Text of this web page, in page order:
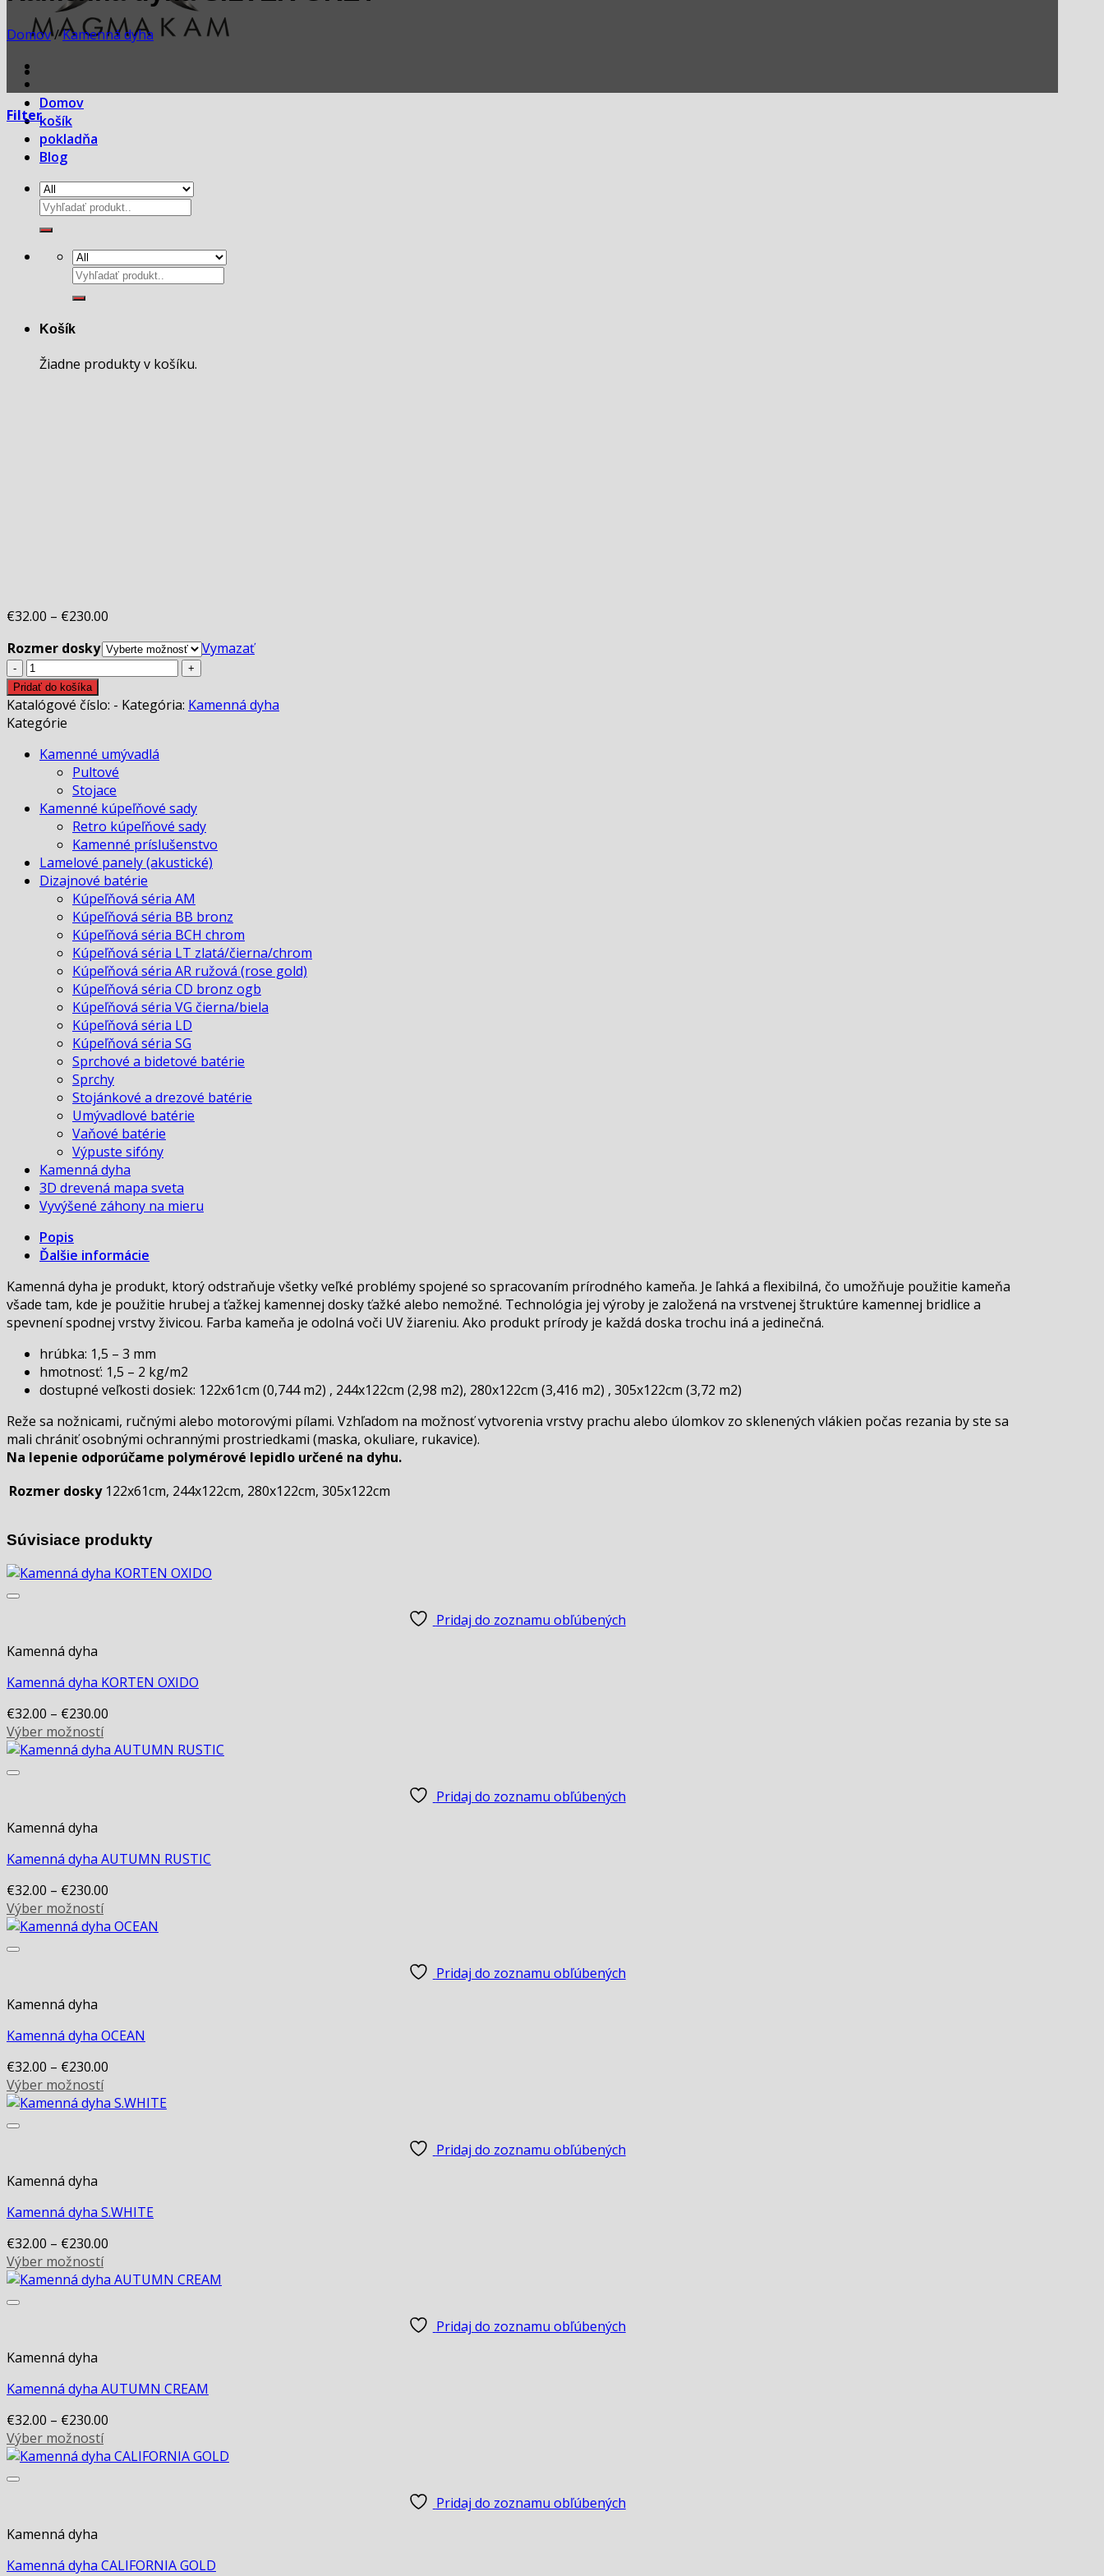
Domov
košík
pokladňa
Blog
Hľadať:
Hľadať:
Košík
Žiadne produkty v košíku.
Domov/Kamenná dyha
Filter
€32.00 – €230.00
Rozmer dosky
Vymazať
množstvo
Kamenná
dyha
SILVER
Pridať do košíka
Katalógové číslo: - Kategória: Kamenná dyha
Kategórie
Kamenné umývadlá
Pultové
Stojace
Kamenné kúpeľňové sady
Retro kúpeľňové sady
Kamenné príslušenstvo
Lamelové panely (akustické)
Dizajnové batérie
Kúpeľňová séria AM
Kúpeľňová séria BB bronz
Kúpeľňová séria BCH chrom
Kúpeľňová séria LT zlatá/čierna/chrom
Kúpeľňová séria AR ružová (rose gold)
Kúpeľňová séria CD bronz ogb
Kúpeľňová séria VG čierna/biela
Kúpeľňová séria LD
Kúpeľňová séria SG
Sprchové a bidetové batérie
Sprchy
Stojánkové a drezové batérie
Umývadlové batérie
Vaňové batérie
Výpuste sifóny
Kamenná dyha
3D drevená mapa sveta
Vyvýšené záhony na mieru
Popis
Ďalšie informácie
Kamenná dyha je produkt, ktorý odstraňuje všetky veľké problémy spojené so spracovaním prírodného kameňa. Je ľahká a flexibilná, čo umožňuje použitie kameňa
všade tam, kde je použitie hrubej a ťažkej kamennej dosky ťažké alebo nemožné. Technológia jej výroby je založená na vrstvenej štruktúre kamennej bridlice a
spevnení spodnej vrstvy živicou. Farba kameňa je odolná voči UV žiareniu. Ako produkt prírody je každá doska trochu iná a jedinečná.
hrúbka: 1,5 – 3 mm
hmotnosť: 1,5 – 2 kg/m2
dostupné veľkosti dosiek: 122x61cm (0,744 m2) , 244x122cm (2,98 m2), 280x122cm (3,416 m2) , 305x122cm (3,72 m2)
Reže sa nožnicami, ručnými alebo motorovými pílami. Vzhľadom na možnosť vytvorenia vrstvy prachu alebo úlomkov zo sklenených vlákien počas rezania by ste sa
mali chrániť osobnými ochrannými prostriedkami (maska, okuliare, rukavice).
Na lepenie odporúčame polymérové ​​lepidlo určené na dyhu.
Rozmer dosky 122x61cm, 244x122cm, 280x122cm, 305x122cm
Súvisiace produkty
Pridaj do zoznamu obľúbených
Kamenná dyha
Kamenná dyha KORTEN OXIDO
€32.00 – €230.00
Výber možností
This
product
variants.
options
be
chosen
on
the
Pridaj do zoznamu obľúbených
Kamenná dyha
Kamenná dyha AUTUMN RUSTIC
€32.00 – €230.00
Výber možností
This
product
variants.
options
be
chosen
on
the
Pridaj do zoznamu obľúbených
Kamenná dyha
Kamenná dyha OCEAN
€32.00 – €230.00
Výber možností
This
product
variants.
options
be
chosen
on
the
Pridaj do zoznamu obľúbených
Kamenná dyha
Kamenná dyha S.WHITE
€32.00 – €230.00
Výber možností
This
product
variants.
options
be
chosen
on
the
Pridaj do zoznamu obľúbených
Kamenná dyha
Kamenná dyha AUTUMN CREAM
€32.00 – €230.00
Výber možností
This
product
variants.
options
Pridaj do zoznamu obľúbených
Kamenná dyha
Kamenná dyha CALIFORNIA GOLD